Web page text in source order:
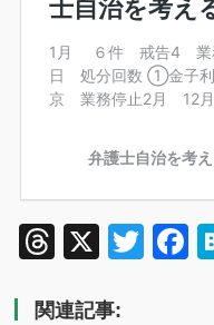
Threads
X
関連記事: